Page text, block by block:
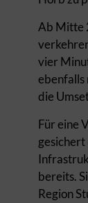
Ab Mitte
vier
ebenfalls
die
Für eine
bereits.
Region